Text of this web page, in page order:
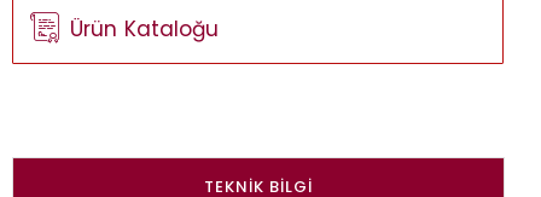
Ürün Kataloğu
TEKNIK BILGI